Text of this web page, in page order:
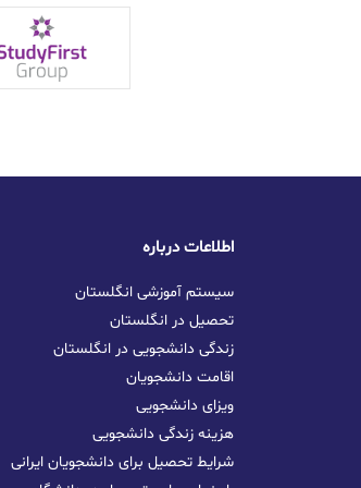
اطلاعات درباره
سیستم آموزشی انگلستان
تحصیل در انگلستان
زندگی دانشجویی در انگلستان
اقامت دانشجویان
ویزای دانشجویی
هزینه زندگی دانشجویی
شرایط تحصیل برای دانشجویان ایرانی